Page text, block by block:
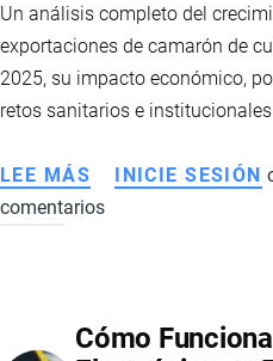
Un análisis completo del
exportaciones de camarón de
2025, su impacto económico,
retos sanitarios e
LEE MÁS SOBRE
EXPORTACIONES
ECUATORIANO:
INICIE SESIÓN
comentarios
Cómo